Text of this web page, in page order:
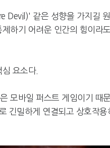
Devil)' 같은 성향을 가지길
하기 어려운 인간의 힘이라
요소다.
모바일 퍼스트 게임이기 때
긴밀하게 연결되고 상호작